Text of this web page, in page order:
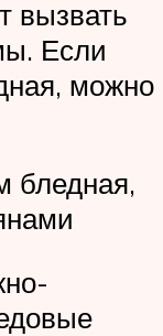
вызвать
Если
можно
бледная,